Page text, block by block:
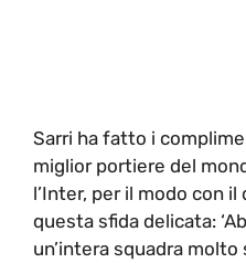
Sarri ha fatto i
miglior portiere del
l’Inter, per il modo con
questa sfida delicata:
un’intera squadra